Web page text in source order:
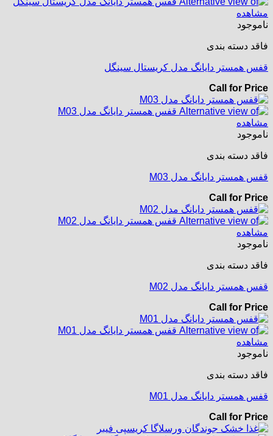
مشاهده
ناموجود
فاقد دسته بندی
قفس همستر دایانگ مدل کریستال سینگل
Call for Price
مشاهده
ناموجود
فاقد دسته بندی
قفس همستر دایانگ مدل M03
Call for Price
مشاهده
ناموجود
فاقد دسته بندی
قفس همستر دایانگ مدل M02
Call for Price
مشاهده
ناموجود
فاقد دسته بندی
قفس همستر دایانگ مدل M01
Call for Price